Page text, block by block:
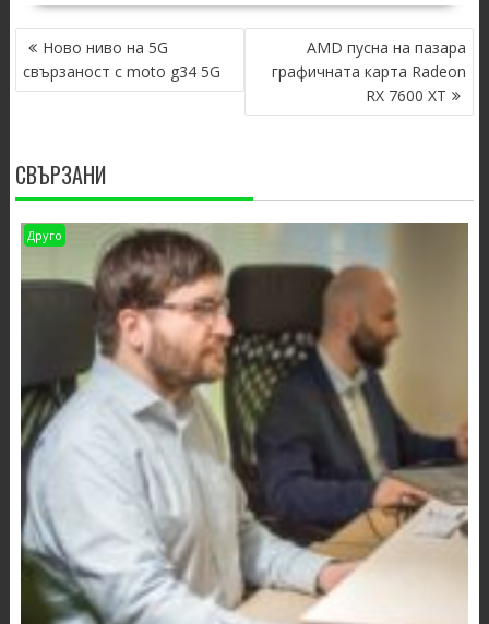
POST
NAVIGATION
Ново ниво на 5G
свързаност с moto g34 5G
AMD пусна на пазара
графичната карта Radeon
RX 7600 XT
СВЪРЗАНИ
Друго